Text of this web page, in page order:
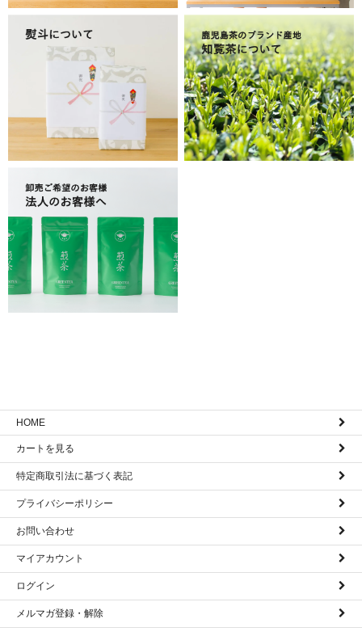
HOME
カートを見る
特定商取引法に基づく表記
プライバシーポリシー
お問い合わせ
マイアカウント
ログイン
メルマガ登録・解除